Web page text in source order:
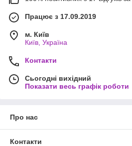
Працює з 17.09.2019
м. Київ
Київ, Україна
Контакти
Сьогодні вихідний
Показати весь графік роботи
Про нас
Контакти